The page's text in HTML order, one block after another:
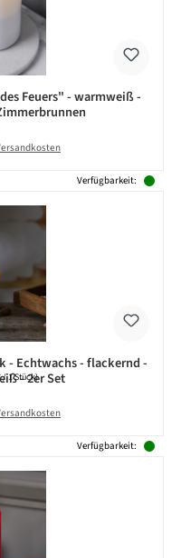
Feuers" - warmweiß -
Preis:
Verfügbarkeit:
- Echtwachs - flackernd -
- 2er Set
/ 1 Stück)
Preis:
Verfügbarkeit: